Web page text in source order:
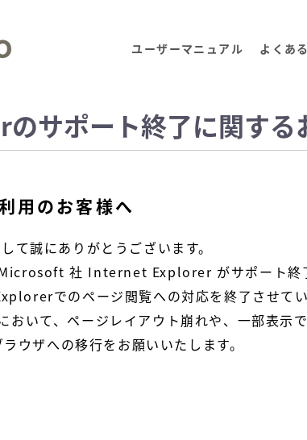
ユーザーマニュアル よくあ
サポート終了に関する
のお客様へ
誠にありがとうございます。
社 Internet Explorer がサポート
でのページ閲覧への対応を終了させてい
いて、ページレイアウト崩れや、一部表示
ウザへの移行をお願いいたします。